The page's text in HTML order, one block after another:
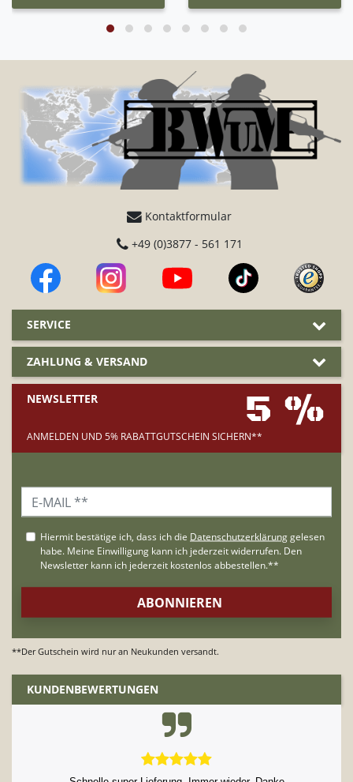
Kontaktformular
+49 (0)3877 - 561 171
SERVICE
ZAHLUNG & VERSAND
NEWSLETTER 5 %
ANMELDEN UND 5% RABATTGUTSCHEIN SICHERN**
**Der Gutschein wird nur an Neukunden versandt.
KUNDENBEWERTUNGEN